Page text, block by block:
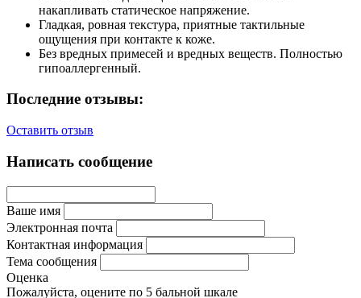
накапливать статическое напряжение.
Гладкая, ровная текстура, приятные тактильные
ощущения при контакте к коже.
Без вредных примесей и вредных веществ. Полностью
гипоаллергенный.
Последние отзывы:
Оставить отзыв
Написать сообщение
Ваше имя
Электронная почта
Контактная информация
Тема сообщения
Оценка
Пожалуйста, оцените по 5 бальной шкале